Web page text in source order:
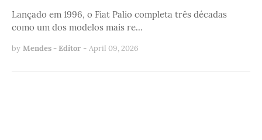
Lançado em 1996, o Fiat Palio completa três décadas
como um dos modelos mais re…
by Mendes - Editor - April 09, 2026